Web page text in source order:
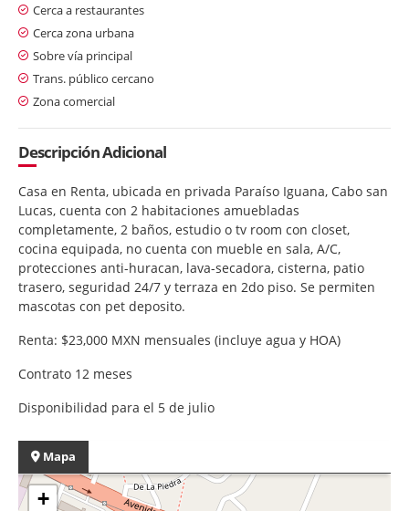
Cerca a restaurantes
Cerca zona urbana
Sobre vía principal
Trans. público cercano
Zona comercial
Descripción Adicional
Casa en Renta, ubicada en privada Paraíso Iguana, Cabo san
Lucas, cuenta con 2 habitaciones amuebladas
completamente, 2 baños, estudio o tv room con closet,
cocina equipada, no cuenta con mueble en sala, A/C,
protecciones anti-huracan, lava-secadora, cisterna, patio
trasero, seguridad 24/7 y terraza en 2do piso. Se permiten
mascotas con pet deposito.
Renta: $23,000 MXN mensuales (incluye agua y HOA)
Contrato 12 meses
Disponibilidad para el 5 de julio
Mapa
+